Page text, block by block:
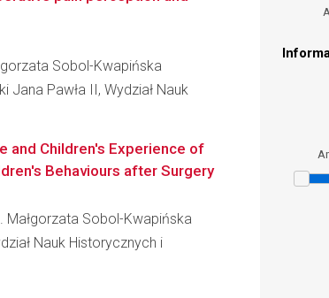
Sobol-Kwapińska
Jana Pawła II, Wydział Nauk
and Children's Experience of
Behaviours after Surgery
Małgorzata Sobol-Kwapińska
Nauk Historycznych i